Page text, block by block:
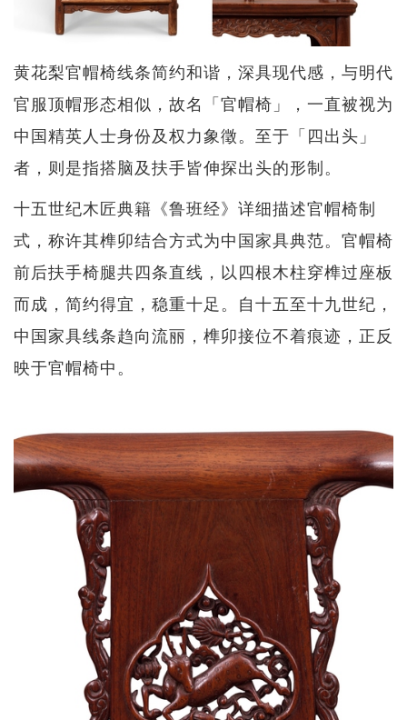
黄花梨官帽椅线条简约和谐，深具现代感，与明代
官服顶帽形态相似，故名「官帽椅」，一直被视为
中国精英人士身份及权力象徵。至于「四出头」
者，则是指搭脑及扶手皆伸探出头的形制。
十五世纪木匠典籍《鲁班经》详细描述官帽椅制
式，称许其榫卯结合方式为中国家具典范。官帽椅
前后扶手椅腿共四条直线，以四根木柱穿榫过座板
而成，简约得宜，稳重十足。自十五至十九世纪，
中国家具线条趋向流丽，榫卯接位不着痕迹，正反
映于官帽椅中。